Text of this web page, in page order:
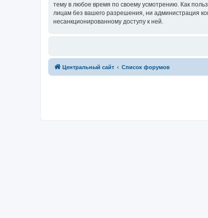
тему в любое время по своему усмотрению. Как
лицам без вашего разрешения, ни администрация
несанкционированному доступу к ней.
Центральный сайт Список форумов